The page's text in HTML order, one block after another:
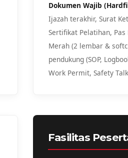
Dokumen Wajib
Ijazah terakhir, Surat
Sertifikat Pelatihan,
Merah (2 lembar &
pendukung (SOP,
Work Permit, Safety
Fasilitas